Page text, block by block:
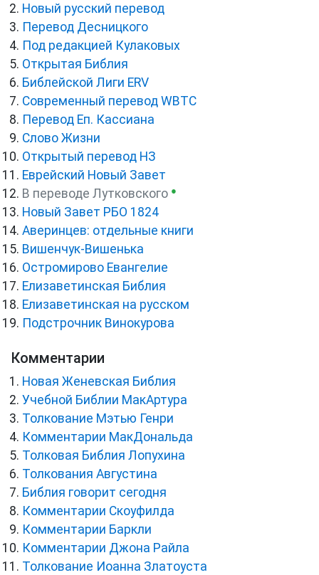
Новый русский перевод
Перевод Десницкого
Под редакцией Кулаковых
Открытая Библия
Библейской Лиги ERV
Cовременный перевод WBTC
Перевод Еп. Кассиана
Слово Жизни
Открытый перевод НЗ
Еврейский Новый Завет
В переводе Лутковского ●
Новый Завет РБО 1824
Аверинцев: отдельные книги
Вишенчук-Вишенька
Остромирово Евангелие
Елизаветинская Библия
Елизаветинская на русском
Подстрочник Винокурова
Комментарии
Новая Женевская Библия
Учебной Библии МакАртура
Толкование Мэтью Генри
Комментарии МакДональда
Толковая Библия Лопухина
Толкования Августина
Библия говорит сегодня
Комментарии Скоуфилда
Комментарии Баркли
Комментарии Джона Райла
Толкование Иоанна Златоуста